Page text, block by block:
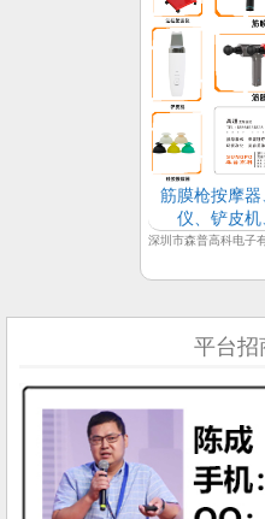
筋膜枪按摩
仪、铲皮
深圳市森普高科电子
平台招